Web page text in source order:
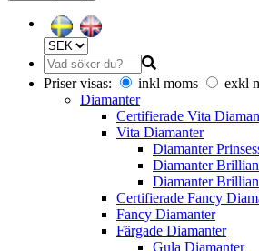
Priser visas: inkl moms
exkl
Diamanter
Certifierade Vita
Vita Diamanter
Diamanter
Diamanter
Diamanter
Certifierade Fancy
Fancy Diamanter
Färgade Diamanter
Gula Diamanter